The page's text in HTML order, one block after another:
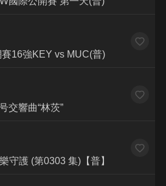
16強KEY vs MUC(普)
交響曲“林茨”
守護 (第0303 集)【普】